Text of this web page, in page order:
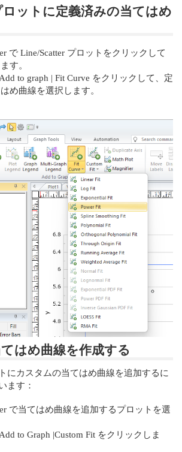
ロットに定義済みの当てはめ
で Line/Scatter プロットをクリックして
す。
to graph | Fit Curve をクリックして、定
め曲線を選択します。
はめ曲線を作成する
にカスタムの当てはめ曲線を追加するに
ます：
で当てはめ曲線を追加するプロットを選
to Graph |Custom Fit をクリックしま